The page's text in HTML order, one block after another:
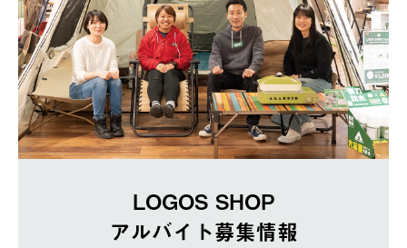
LOGOS SHOP
アルバイト募集情報